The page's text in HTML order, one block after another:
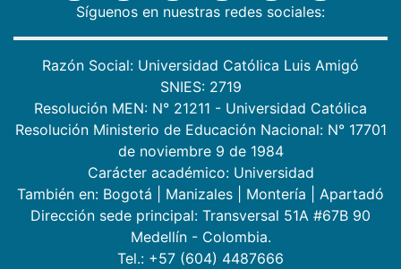
Síguenos en nuestras redes sociales:
Razón Social: Universidad Católica Luis Amigó
SNIES: 2719
Resolución MEN: N° 21211 - Universidad Católica
Resolución Ministerio de Educación Nacional: N° 17701
de noviembre 9 de 1984
Carácter académico: Universidad
También en: Bogotá Manizales Montería
Apartadó
Dirección sede principal: Transversal 51A #67B 90
Medellín - Colombia.
Tel.: +57 (604) 4487666